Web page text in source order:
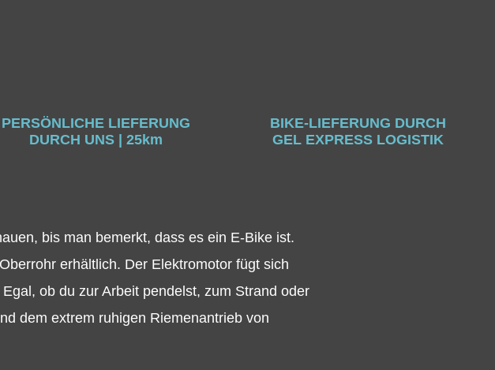
PERSÖNLICHE LIEFERUNG
DURCH UNS | 25km
BIKE-LIEFERUNG DURCH
GEL EXPRESS LOGISTIK
bis man bemerkt, dass es ein E-Bike ist.
erhältlich. Der Elektromotor fügt sich
ob du zur Arbeit pendelst, zum Strand oder
dem extrem ruhigen Riemenantrieb von